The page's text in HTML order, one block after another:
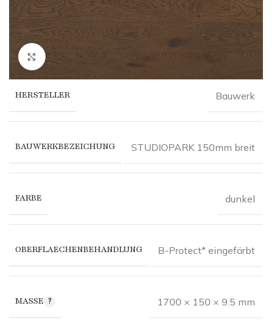
Click to enlarge
HERSTELLER Bauwerk
BAUWERKBEZEICHUNG STUDIOPARK 150mm breit
FARBE dunkel
OBERFLAECHENBEHANDLUNG B-Protect* eingefärbt
MASSE 1700 × 150 × 9.5 mm